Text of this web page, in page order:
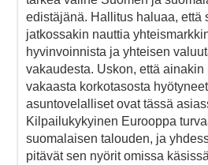
edistäjänä. Hallitus haluaa, että
jatkossakin nauttia
hyvinvoinnista ja yhteisen
vakaudesta. Uskon, että ainakin
vakaasta korkotasosta
asuntovelalliset ovat tässä
Kilpailukykyinen Eurooppa
suomalaisen talouden, ja
pitävät sen nyörit omissa